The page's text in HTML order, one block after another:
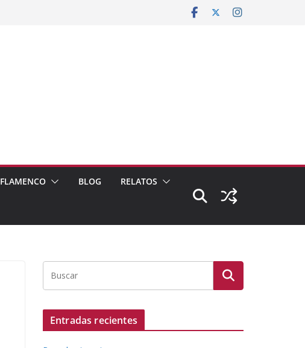
FLAMENCO BLOG RELATOS
Entradas recientes